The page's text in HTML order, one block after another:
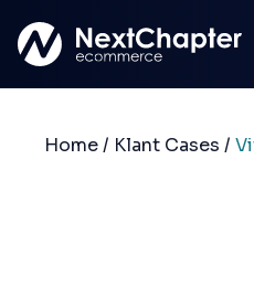
Home/ Klant Cases /